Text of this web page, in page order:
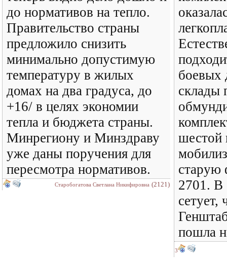
до нормативов на тепло.
Правительство страны
предложило снизить
минимально допустимую
температуру в жилых
домах на два градуса, до
+16/ в целях экономии
тепла и бюджета страны.
Минрегиону и Минздраву
уже даны поручения для
пересмотра нормативов.
Старобогатова Светлана Никифировна (2121)
боевых
склады
шестой
старую
2701. В
пошла
3